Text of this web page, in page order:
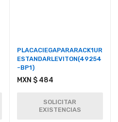
PLACACIEGAPARARACK1UR
ESTANDARLEVITON(49254
-BP1)
MXN $ 484
SOLICITAR
EXISTENCIAS